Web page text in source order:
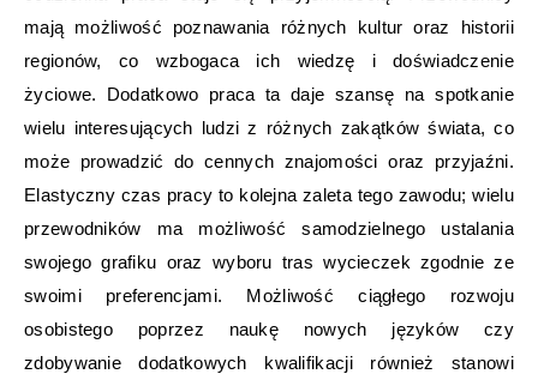
mają możliwość poznawania różnych kultur oraz historii
regionów, co wzbogaca ich wiedzę i doświadczenie
życiowe. Dodatkowo praca ta daje szansę na spotkanie
wielu interesujących ludzi z różnych zakątków świata, co
może prowadzić do cennych znajomości oraz przyjaźni.
Elastyczny czas pracy to kolejna zaleta tego zawodu; wielu
przewodników ma możliwość samodzielnego ustalania
swojego grafiku oraz wyboru tras wycieczek zgodnie ze
swoimi preferencjami. Możliwość ciągłego rozwoju
osobistego poprzez naukę nowych języków czy
zdobywanie dodatkowych kwalifikacji również stanowi